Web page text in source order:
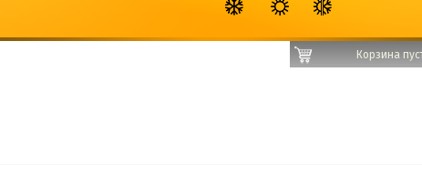
Корзина